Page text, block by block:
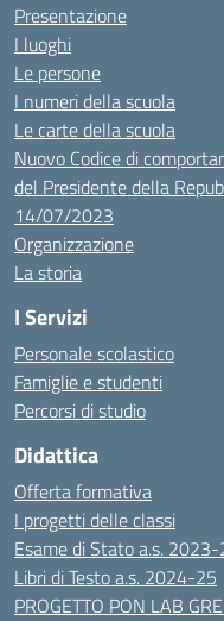
Presentazione
I luoghi
Le persone
I numeri della scuola
Le carte della scuola
Nuovo Codice di
del Presidente della
14/07/2023
Organizzazione
La storia
I Servizi
Personale scolastico
Famiglie e studenti
Percorsi di studio
Didattica
Offerta formativa
I progetti delle classi
Esame di Stato a.s.
Libri di Testo a.s. 2024-25
PROGETTO PON LAB